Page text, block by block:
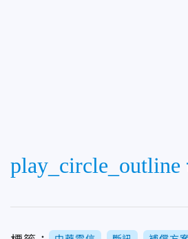
play_circle_outline